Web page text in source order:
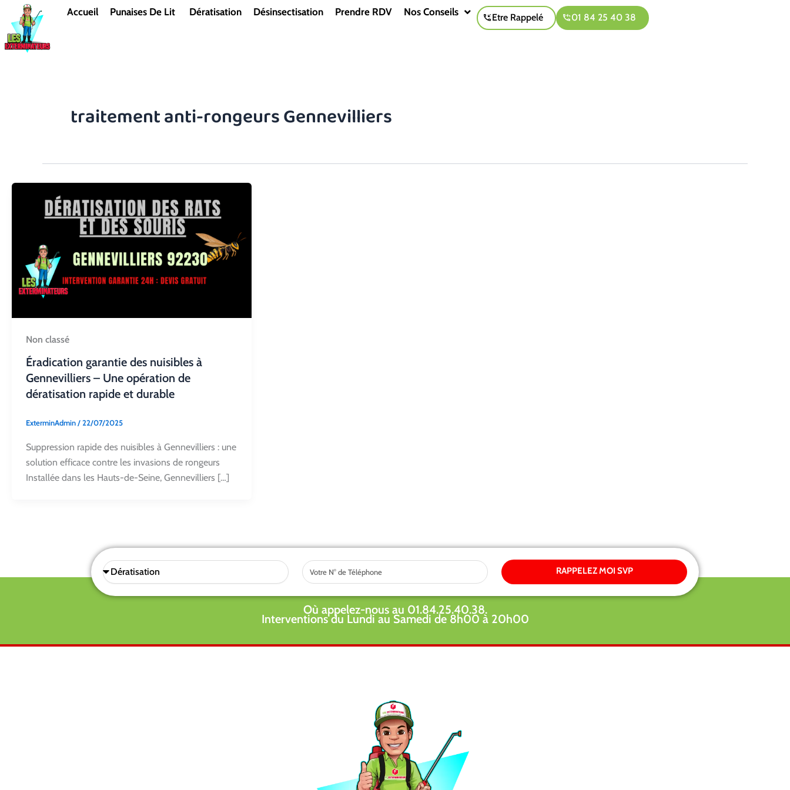
contenu
Accueil Punaises De Lit Dératisation Désinsectisation Prendre RDV Nos Conseils Etre Rappelé 01 84 25 40 38
traitement anti-rongeurs Gennevilliers
Non classé
Éradication garantie des nuisibles à
Gennevilliers – Une opération de
dératisation rapide et durable
ExterminAdmin/22/07/2025
Suppression rapide des nuisibles à Gennevilliers : une
solution efficace contre les invasions de rongeurs
Installée dans les Hauts-de-Seine, Gennevilliers […]
Sélectionnez
une
Tel RAPPELEZ MOI SVP
Où appelez-nous au 01.84.25.40.38.
Interventions du Lundi au Samedi de 8h00 à 20h00